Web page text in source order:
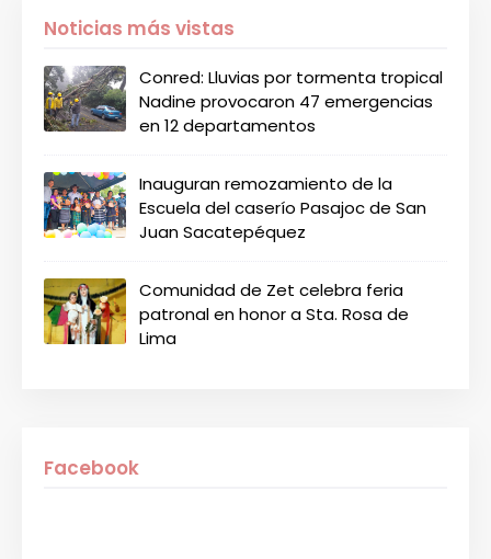
Noticias más vistas
Conred: Lluvias por tormenta tropical
Nadine provocaron 47 emergencias
en 12 departamentos
Inauguran remozamiento de la
Escuela del caserío Pasajoc de San
Juan Sacatepéquez
Comunidad de Zet celebra feria
patronal en honor a Sta. Rosa de
Lima
Facebook